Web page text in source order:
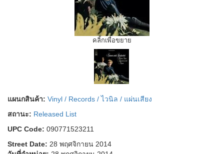
คลิ้กเพื่อขยาย
แผนกสินค้า: Vinyl / Records / ไวนิล / แผ่นเสียง
สถานะ: Released List
UPC Code: 090771523211
Street Date: 28 พฤศจิกายน 2014